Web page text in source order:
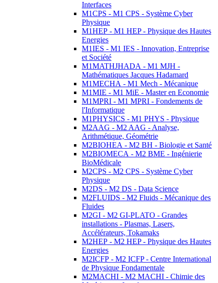
Interfaces
M1CPS - M1 CPS - Système Cyber
Physique
M1HEP - M1 HEP - Physique des Hautes
Energies
M1IES - M1 IES - Innovation, Entreprise
et Société
M1MATHJHADA - M1 MJH -
Mathématiques Jacques Hadamard
M1MECHA - M1 Mech - Mécanique
M1MIE - M1 MiE - Master en Economie
M1MPRI - M1 MPRI - Fondements de
l'Informatique
M1PHYSICS - M1 PHYS - Physique
M2AAG - M2 AAG - Analyse,
Arithmétique, Géométrie
M2BIOHEA - M2 BH - Biologie et Santé
M2BIOMECA - M2 BME - Ingénierie
BioMédicale
M2CPS - M2 CPS - Système Cyber
Physique
M2DS - M2 DS - Data Science
M2FLUIDS - M2 Fluids - Mécanique des
Fluides
M2GI - M2 GI-PLATO - Grandes
installations - Plasmas, Lasers,
Accélérateurs, Tokamaks
M2HEP - M2 HEP - Physique des Hautes
Energies
M2ICFP - M2 ICFP - Centre International
de Physique Fondamentale
M2MACHI - M2 MACHI - Chimie des